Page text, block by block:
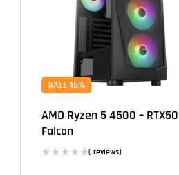
SALE 15%
AMD Ryzen 5 4500 – RTX5060 -
Falcon
( reviews)